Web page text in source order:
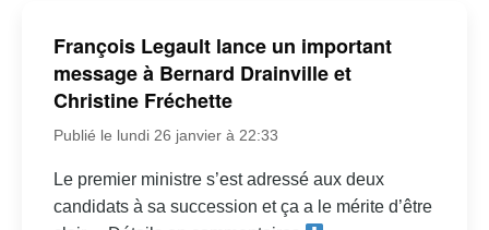
François Legault lance un important
message à Bernard Drainville et
Christine Fréchette
Publié le lundi 26 janvier à 22:33
Le premier ministre s’est adressé aux deux
candidats à sa succession et ça a le mérite d’être